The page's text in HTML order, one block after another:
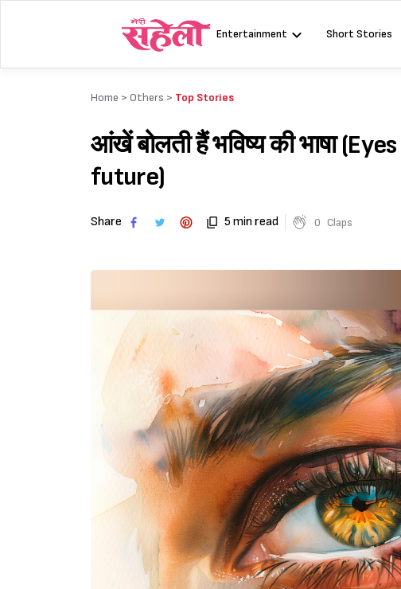
Entertainment Short Stories
Home > Others > Top Stories
आंखें बोलती हैं भविष्य की भाषा
future)
Share 5 min read 0 Claps